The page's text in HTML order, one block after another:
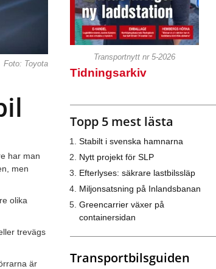
Foto: Toyota
har man
men
olika
trevägs
är
Transportnytt nr 5-2026
Tidningsarkiv
Topp 5 mest lästa
Stabilt i svenska hamnarna
Nytt projekt för SLP
Efterlyses: säkrare lastbilssläp
Miljonsatsning på Inlandsbanan
Greencarrier växer på
containersidan
Transportbilsguiden